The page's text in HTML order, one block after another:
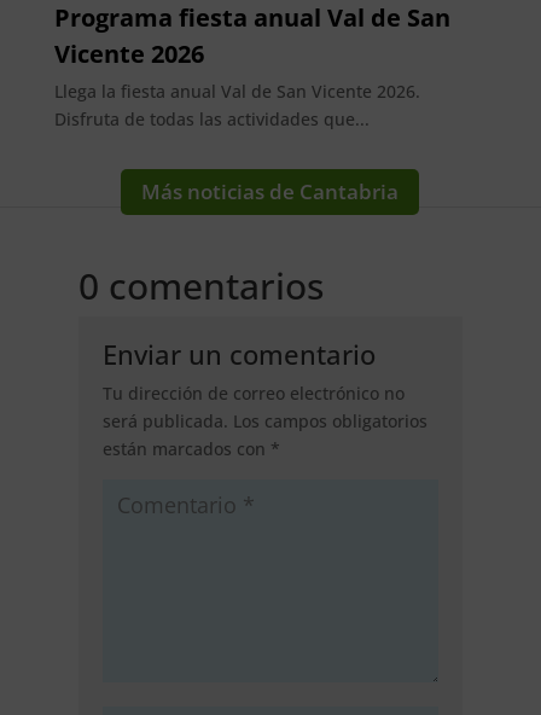
Programa fiesta anual Val de San
Vicente 2026
Llega la fiesta anual Val de San Vicente 2026.
Disfruta de todas las actividades que...
Más noticias de Cantabria
0 comentarios
Enviar un comentario
Tu dirección de correo electrónico no
será publicada. Los campos obligatorios
están marcados con *